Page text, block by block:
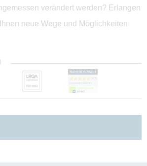
verändert werden? Erlangen
neue Wege und Möglichkeiten